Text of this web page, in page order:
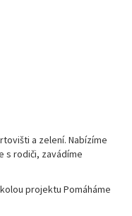
a zelení. Nabízíme
s rodiči, zavádíme
projektu Pomáháme